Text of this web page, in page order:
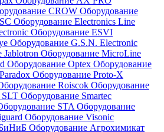
CROW Оборудование
Оборудование Electronics Line
Оборудование ESVI
Оборудование G.S.N. Electronic
Jablotron Оборудование MicroLine
Оборудование Optex Оборудование
Оборудование Proto-X
Roiscok Оборудование
SLT Оборудование Smartec
STA Оборудование
Оборудование Visonic
Оборудование Агрохимикат